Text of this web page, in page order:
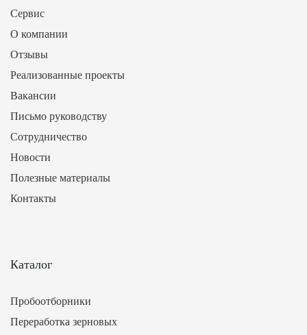
Сервис
О компании
Отзывы
Реализованные проекты
Вакансии
Письмо руководству
Сотрудничество
Новости
Полезные материалы
Контакты
Каталог
Пробоотборники
Переработка зерновых